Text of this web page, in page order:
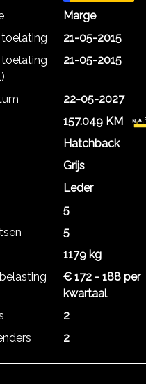
Marge
21-05-2015
21-05-2015
22-05-2027
157.049 KM
Hatchback
Grijs
Leder
5
5
1179 kg
€ 172 - 188 per
kwartaal
2
2